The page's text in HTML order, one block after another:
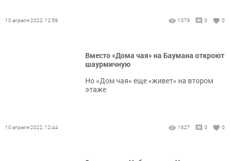
10 апреля 2022, 12:59 1079 0 0
Вместо «Дома чая» на Баумана откроют
шаурмичную
Но «Дом чая» еще «живет» на втором
этаже
10 апреля 2022, 12:44 1627 0 0